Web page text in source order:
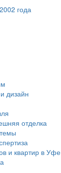
года
дизайн
отделка
и квартир в Уфе